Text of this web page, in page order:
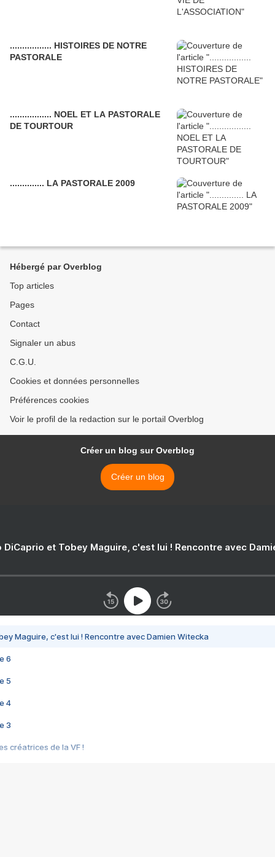
................. HISTOIRES DE NOTRE
PASTORALE
................. NOEL ET LA PASTORALE
DE TOURTOUR
.............. LA PASTORALE 2009
Hébergé par Overblog
Top articles
Pages
Contact
Signaler un abus
C.G.U.
Cookies et données personnelles
Préférences cookies
Voir le profil de la redaction sur le portail Overblog
Créer un blog sur Overblog
Créer un blog
DiCaprio et Tobey Maguire, c'est lui ! Rencontre avec
Maguire, c'est lui ! Rencontre avec Damien Witecka
6
5
4
3
créatrices de la VF !